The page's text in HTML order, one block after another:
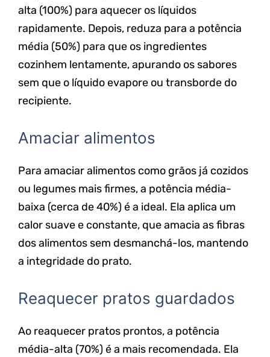
alta (100%) para aquecer os líquidos
rapidamente. Depois, reduza para a potência
média (50%) para que os ingredientes
cozinhem lentamente, apurando os sabores
sem que o líquido evapore ou transborde do
recipiente.
Amaciar alimentos
Para amaciar alimentos como grãos já cozidos
ou legumes mais firmes, a potência média-
baixa (cerca de 40%) é a ideal. Ela aplica um
calor suave e constante, que amacia as fibras
dos alimentos sem desmanchá-los, mantendo
a integridade do prato.
Reaquecer pratos guardados
Ao reaquecer pratos prontos, a potência
média-alta (70%) é a mais recomendada. Ela